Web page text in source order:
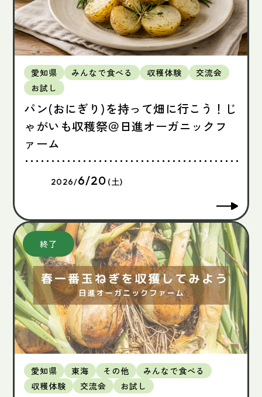
愛知県 みんなで食べる 収穫体験
交流会
お試し
パン(おにぎり)を持って畑に行こう！じ
ゃがいも収穫祭＠日進オーガニックフ
ァーム
2026/6/20 (土)
愛知県 東海 その他
みんなで食べる
収穫体験
交流会 お試し